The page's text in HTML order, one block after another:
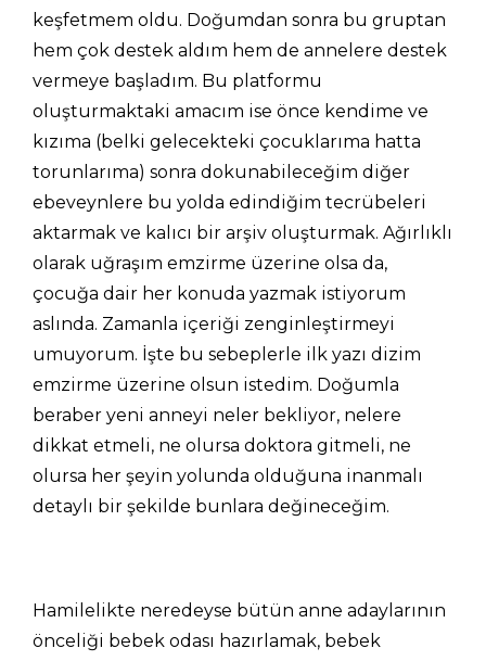
keşfetmem oldu. Doğumdan sonra bu gruptan
hem çok destek aldım hem de annelere destek
vermeye başladım. Bu platformu
oluşturmaktaki amacım ise önce kendime ve
kızıma (belki gelecekteki çocuklarıma hatta
torunlarıma) sonra dokunabileceğim diğer
ebeveynlere bu yolda edindiğim tecrübeleri
aktarmak ve kalıcı bir arşiv oluşturmak. Ağırlıklı
olarak uğraşım emzirme üzerine olsa da,
çocuğa dair her konuda yazmak istiyorum
aslında. Zamanla içeriği zenginleştirmeyi
umuyorum. İşte bu sebeplerle ilk yazı dizim
emzirme üzerine olsun istedim. Doğumla
beraber yeni anneyi neler bekliyor, nelere
dikkat etmeli, ne olursa doktora gitmeli, ne
olursa her şeyin yolunda olduğuna inanmalı
detaylı bir şekilde bunlara değineceğim.
Hamilelikte neredeyse bütün anne adaylarının
önceliği bebek odası hazırlamak, bebek